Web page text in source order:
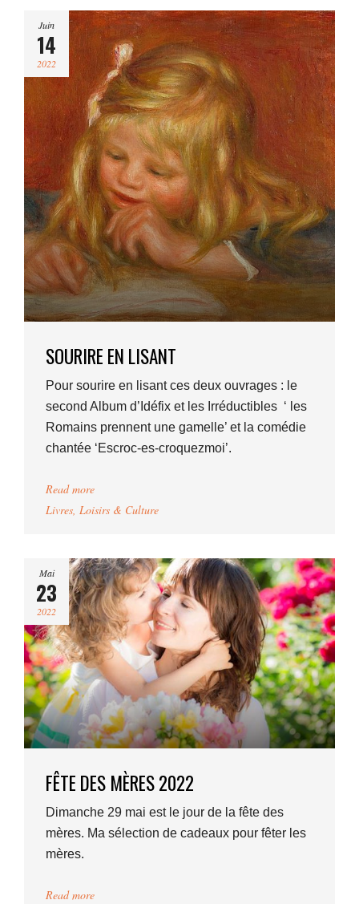
Juin
14
2022
SOURIRE EN LISANT
Pour sourire en lisant ces deux ouvrages : le
second Album d’Idéfix et les Irréductibles ‘ les
Romains prennent une gamelle’ et la comédie
chantée ‘Escroc-es-croquezmoi’.
Read more
Livres, Loisirs & Culture
Mai
23
2022
FÊTE DES MÈRES 2022
Dimanche 29 mai est le jour de la fête des
mères. Ma sélection de cadeaux pour fêter les
mères.
Read more